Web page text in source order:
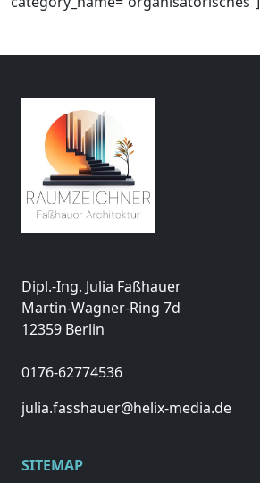
Dipl.-Ing. Julia Faßhauer
Martin-Wagner-Ring 7d
12359 Berlin
0176-62774536
julia.fasshauer@helix-media.de
SITEMAP